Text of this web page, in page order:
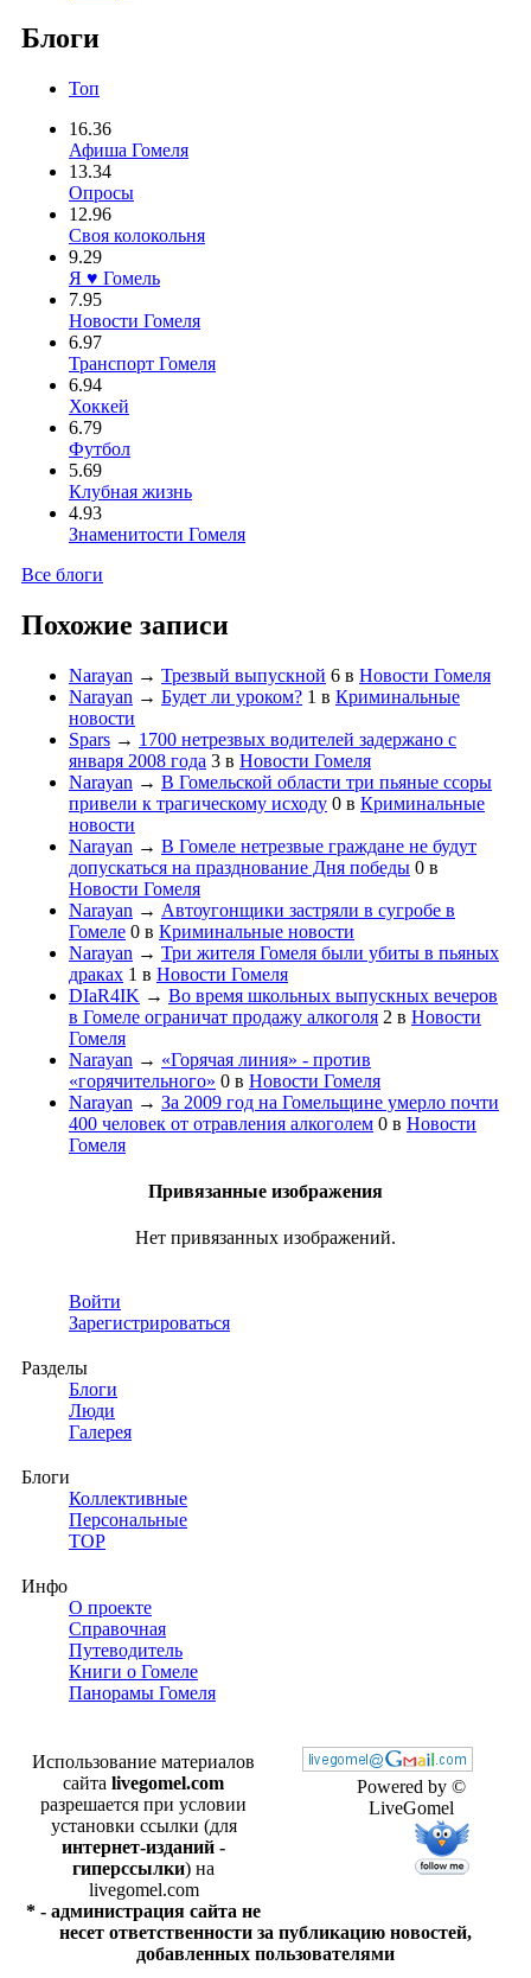
Блоги
Топ
16.36
Афиша Гомеля
13.34
Опросы
12.96
Своя колокольня
9.29
Я ♥ Гомель
7.95
Новости Гомеля
6.97
Транспорт Гомеля
6.94
Хоккей
6.79
Футбол
5.69
Клубная жизнь
4.93
Знаменитости Гомеля
Все блоги
Похожие записи
Narayan → Трезвый выпускной 6 в Новости Гомеля
Narayan → Будет ли уроком? 1 в Криминальные
новости
Spars → 1700 нетрезвых водителей задержано с
января 2008 года 3 в Новости Гомеля
Narayan → В Гомельской области три пьяные ссоры
привели к трагическому исходу 0 в Криминальные
новости
Narayan → В Гомеле нетрезвые граждане не будут
допускаться на празднование Дня победы 0 в
Новости Гомеля
Narayan → Автоугонщики застряли в сугробе в
Гомеле 0 в Криминальные новости
Narayan → Три жителя Гомеля были убиты в пьяных
драках 1 в Новости Гомеля
DIaR4IK → Во время школьных выпускных вечеров
в Гомеле ограничат продажу алкоголя 2 в Новости
Гомеля
Narayan → «Горячая линия» - против
«горячительного» 0 в Новости Гомеля
Narayan → За 2009 год на Гомельщине умерло почти
400 человек от отравления алкоголем 0 в Новости
Гомеля
Привязанные изображения
Нет привязанных изображений.
Войти
Зарегистрироваться
Разделы
Блоги
Люди
Галерея
Блоги
Коллективные
Персональные
TOP
Инфо
О проекте
Справочная
Путеводитель
Книги о Гомеле
Панорамы Гомеля
Powered by ©
LiveGomel
Использование материалов
сайта livegomel.com
разрешается при условии
установки ссылки (для
интернет-изданий -
гиперссылки) на
livegomel.com
* - администрация сайта не
несет ответственности за публикацию новостей,
добавленных пользователями